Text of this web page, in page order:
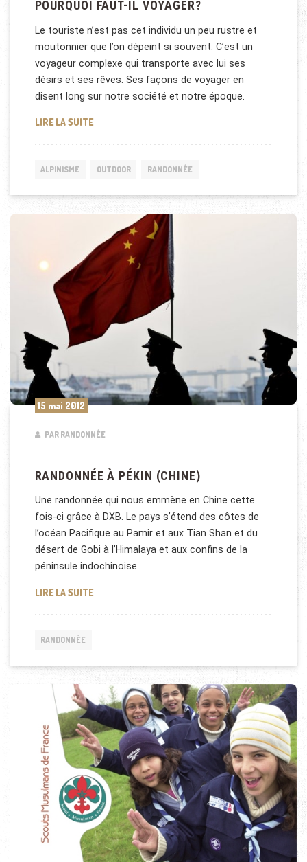
POURQUOI FAUT-IL VOYAGER?
Le touriste n’est pas cet individu un peu rustre et
moutonnier que l’on dépeint si souvent. C’est un
voyageur complexe qui transporte avec lui ses
désirs et ses rêves. Ses façons de voyager en
disent long sur notre société et notre époque.
LIRE LA SUITEPOURQUOI FAUT-IL VOYAGER?
ALPINISME OUTDOOR RANDONNÉE
15 mai 2012
PAR RANDONNÉE
RANDONNÉE À PÉKIN (CHINE)
Une randonnée qui nous emmène en Chine cette
fois-ci grâce à DXB. Le pays s’étend des côtes de
l’océan Pacifique au Pamir et aux Tian Shan et du
désert de Gobi à l’Himalaya et aux confins de la
péninsule indochinoise
LIRE LA SUITERANDONNÉE À PÉKIN (CHINE)
RANDONNÉE